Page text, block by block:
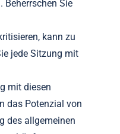
die mit Lärm oder
die
Sie einen
Das
Sie